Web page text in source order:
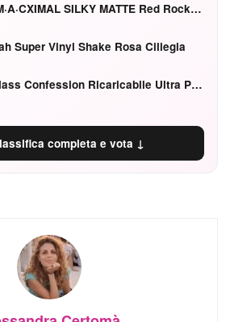
MAC M·A·CXIMAL SILKY MATTE Red Rock mat
Super Vinyl Shake Rosa Ciliegia
Hourglass Confession Ricaricabile Ultra Preciso Ad Alta Intensità Secretly Classic Red
completa e vota ↓